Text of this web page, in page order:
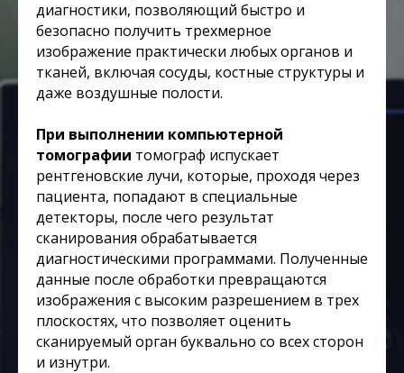
диагностики, позволяющий быстро и
безопасно получить трехмерное
изображение практически любых органов и
тканей, включая сосуды, костные структуры и
даже воздушные полости.
При выполнении компьютерной
томографии томограф испускает
рентгеновские лучи, которые, проходя через
пациента, попадают в специальные
детекторы, после чего результат
сканирования обрабатывается
диагностическими программами. Полученные
данные после обработки превращаются
изображения с высоким разрешением в трех
плоскостях, что позволяет оценить
сканируемый орган буквально со всех сторон
и изнутри.